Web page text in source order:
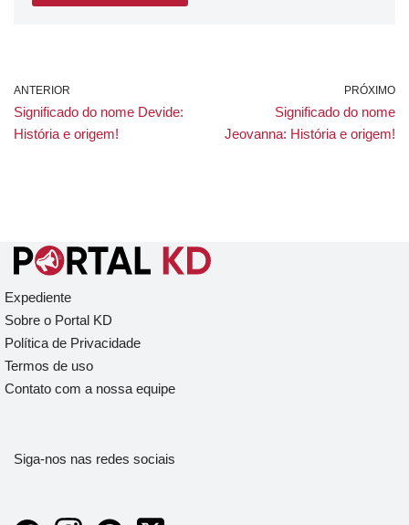
ANTERIOR
Significado do nome Devide:
História e origem!
PRÓXIMO
Significado do nome
Jeovanna: História e origem!
Expediente
Sobre o Portal KD
Política de Privacidade
Termos de uso
Contato com a nossa equipe
Siga-nos nas redes sociais